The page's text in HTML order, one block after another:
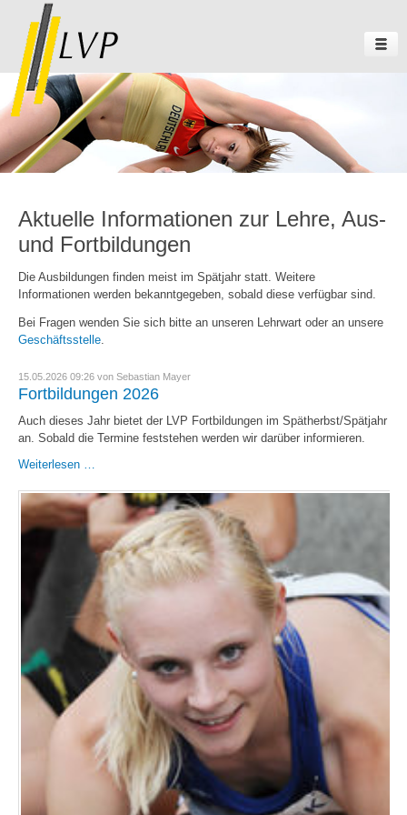
Aktuelle Informationen zur Lehre, Aus-
und Fortbildungen
Die Ausbildungen finden meist im Spätjahr statt. Weitere
Informationen werden bekanntgegeben, sobald diese verfügbar sind.
Bei Fragen wenden Sie sich bitte an unseren Lehrwart oder an unsere
Geschäftsstelle.
15.05.2026 09:26von Sebastian Mayer
Fortbildungen 2026
Auch dieses Jahr bietet der LVP Fortbildungen im Spätherbst/Spätjahr
an. Sobald die Termine feststehen werden wir darüber informieren.
Weiterlesen …